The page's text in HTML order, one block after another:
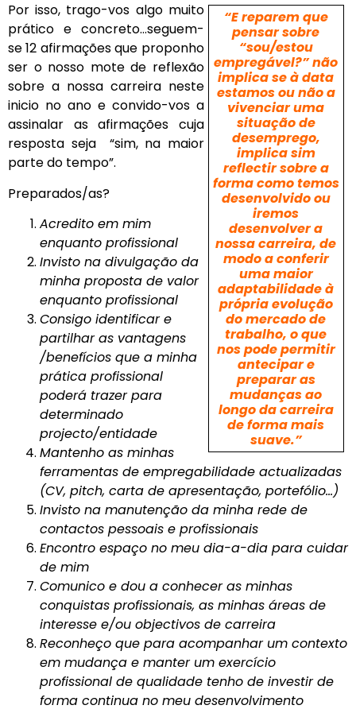
“E reparem que
pensar sobre
“sou/estou
empregável?” não
implica se à data
estamos ou não a
vivenciar uma
situação de
desemprego,
implica sim
reflectir sobre a
forma como temos
desenvolvido ou
iremos
desenvolver a
nossa carreira, de
modo a conferir
uma maior
adaptabilidade à
própria evolução
do mercado de
trabalho, o que
nos pode permitir
antecipar e
preparar as
mudanças ao
longo da carreira
de forma mais
suave.”
Por isso, trago-vos algo muito
prático e concreto…seguem-
se 12 afirmações que proponho
ser o nosso mote de reflexão
sobre a nossa carreira neste
inicio no ano e convido-vos a
assinalar as afirmações cuja
resposta seja “sim, na maior
parte do tempo”.
Preparados/as?
Acredito em mim
enquanto profissional
Invisto na divulgação da
minha proposta de valor
enquanto profissional
Consigo identificar e
partilhar as vantagens
/benefícios que a minha
prática profissional
poderá trazer para
determinado
projecto/entidade
Mantenho as minhas
ferramentas de empregabilidade actualizadas
(CV, pitch, carta de apresentação, portefólio…)
Invisto na manutenção da minha rede de
contactos pessoais e profissionais
Encontro espaço no meu dia-a-dia para cuidar
de mim
Comunico e dou a conhecer as minhas
conquistas profissionais, as minhas áreas de
interesse e/ou objectivos de carreira
Reconheço que para acompanhar um contexto
em mudança e manter um exercício
profissional de qualidade tenho de investir de
forma continua no meu desenvolvimento